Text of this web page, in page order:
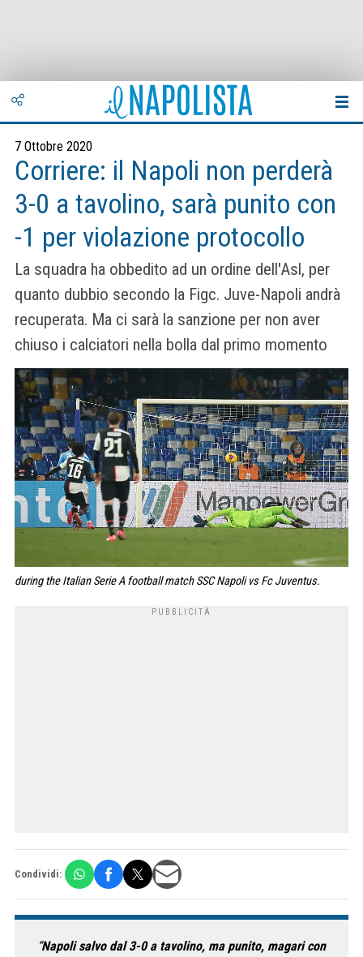
7 Ottobre 2020
Corriere: il Napoli non perderà
3-0 a tavolino, sarà punito con
-1 per violazione protocollo
La squadra ha obbedito ad un ordine dell'Asl, per
quanto dubbio secondo la Figc. Juve-Napoli andrà
recuperata. Ma ci sarà la sanzione per non aver
chiuso i calciatori nella bolla dal primo momento
during the Italian Serie A football match SSC Napoli vs Fc Juventus.
Condividi:
“Napoli salvo dal 3-0 a tavolino, ma punito, magari con